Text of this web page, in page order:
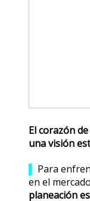
El corazón
una visión
Para
en el
planeación